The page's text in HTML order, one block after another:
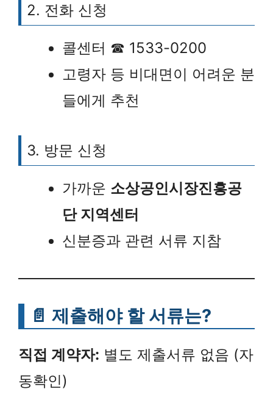
2. 전화 신청
콜센터 ☎ 1533-0200
고령자 등 비대면이 어려운 분
들에게 추천
3. 방문 신청
가까운 소상공인시장진흥공
단 지역센터
신분증과 관련 서류 지참
📄 제출해야 할 서류는?
직접 계약자: 별도 제출서류 없음 (자
동확인)